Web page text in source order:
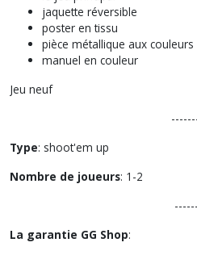
jaquette réversible
poster en tissu
pièce métallique aux
manuel en couleur
Jeu neuf
Type: shoot'em up
Nombre de joueurs: 1-2
La garantie GG Shop: